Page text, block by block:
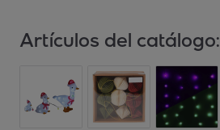
Artículos del catálogo: